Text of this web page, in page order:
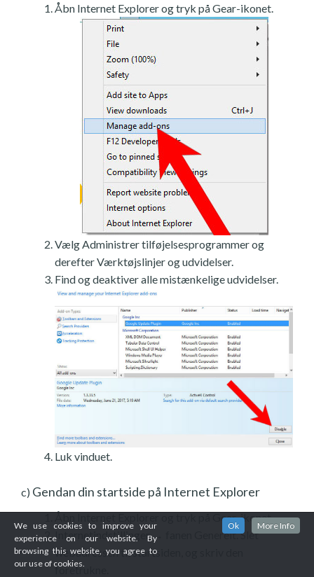
Åbn Internet Explorer og tryk på Gear-ikonet.
Vælg Administrer tilføjelsesprogrammer og
derefter Værktøjslinjer og udvidelser.
Find og deaktiver alle mistænkelige udvidelser.
Luk vinduet.
c) Gendan din startside på Internet Explorer
Åbn Internet Explorer og tryk på Gear-ikonet.
Internetindstillinger → fanen Generelt. Slet
webadressen til startsiden, og skriv den
foretrukne.
We use cookies to improve your
experience on our website. By
browsing this website, you agree to
our use of cookies.
Ok More Info